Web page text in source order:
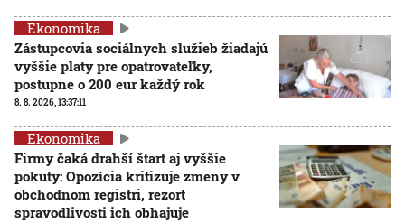
Ekonomika
Zástupcovia sociálnych služieb žiadajú
vyššie platy pre opatrovateľky,
postupne o 200 eur každý rok
8. 8. 2026, 13:37:11
Ekonomika
Firmy čaká drahší štart aj vyššie
pokuty: Opozícia kritizuje zmeny v
obchodnom registri, rezort
spravodlivosti ich obhajuje